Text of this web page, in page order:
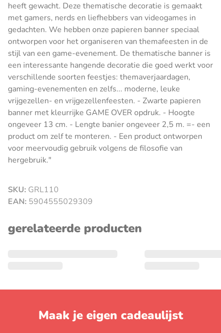
heeft gewacht. Deze thematische decoratie is gemaakt
met gamers, nerds en liefhebbers van videogames in
gedachten. We hebben onze papieren banner speciaal
ontworpen voor het organiseren van themafeesten in de
stijl van een game-evenement. De thematische banner is
een interessante hangende decoratie die goed werkt voor
verschillende soorten feestjes: themaverjaardagen,
gaming-evenementen en zelfs... moderne, leuke
vrijgezellen- en vrijgezellenfeesten. - Zwarte papieren
banner met kleurrijke GAME OVER opdruk. - Hoogte
ongeveer 13 cm. - Lengte banier ongeveer 2,5 m. =- een
product om zelf te monteren. - Een product ontworpen
voor meervoudig gebruik volgens de filosofie van
hergebruik."
SKU: GRL110
EAN: 5904555029309
gerelateerde producten
Maak je eigen cadeaulijst